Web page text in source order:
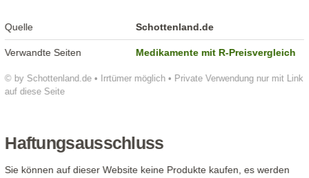
© by Schottenland.de • Irrtümer möglich • Private Verwendung nur mit Link
auf diese Seite
Quelle Schottenland.de
Verwandte Seiten Medikamente mit R-Preisvergleich
Haftungsausschluss
Sie können auf dieser Website keine Produkte kaufen, es werden